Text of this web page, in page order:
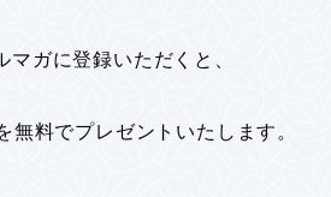
マガに登録いただくと、
無料でプレゼントいたします。